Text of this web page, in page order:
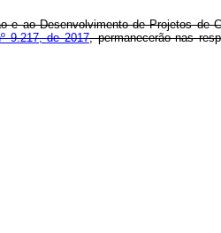
ao Desenvolvimento de Projetos
9.217, de 2017, permanecerão nas